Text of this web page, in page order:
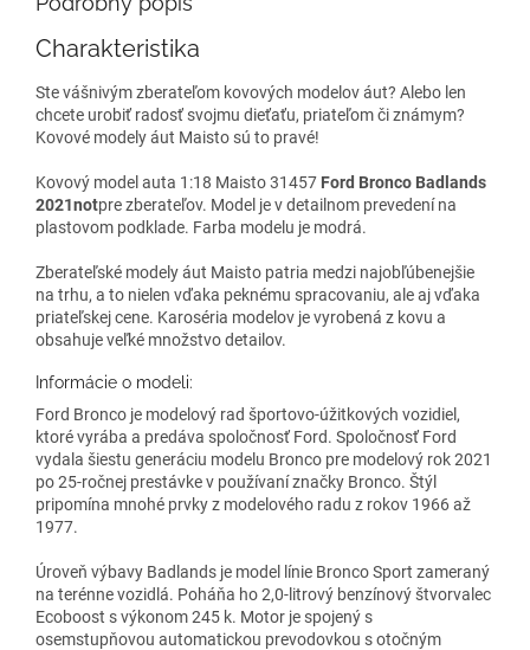
Charakteristika
Ste vášnivým zberateľom kovových modelov áut? Alebo len
chcete urobiť radosť svojmu dieťaťu, priateľom či známym?
Kovové modely áut Maisto sú to pravé!
Kovový model auta 1:18 Maisto 31457 Ford Bronco Badlands
2021notpre zberateľov. Model je v detailnom prevedení na
plastovom podklade. Farba modelu je modrá.
Zberateľské modely áut Maisto patria medzi najobľúbenejšie
na trhu, a to nielen vďaka peknému spracovaniu, ale aj vďaka
priateľskej cene. Karoséria modelov je vyrobená z kovu a
obsahuje veľké množstvo detailov.
Informácie o modeli:
Ford Bronco je modelový rad športovo-úžitkových vozidiel,
ktoré vyrába a predáva spoločnosť Ford. Spoločnosť Ford
vydala šiestu generáciu modelu Bronco pre modelový rok 2021
po 25-ročnej prestávke v používaní značky Bronco. Štýl
pripomína mnohé prvky z modelového radu z rokov 1966 až
1977.
Úroveň výbavy Badlands je model línie Bronco Sport zameraný
na terénne vozidlá. Poháňa ho 2,0-litrový benzínový štvorvalec
Ecoboost s výkonom 245 k. Motor je spojený s
osemstupňovou automatickou prevodovkou s otočným